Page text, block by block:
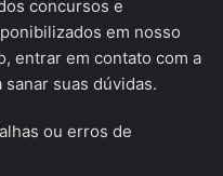
concursos e
em nosso
entrar em contato com a
suas dúvidas.
ou erros de